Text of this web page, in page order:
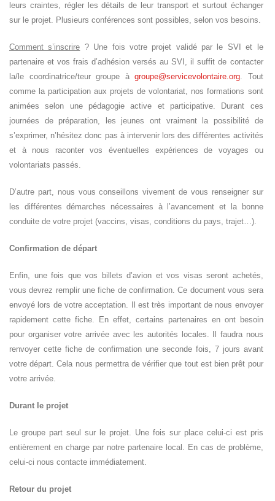
leurs craintes, régler les détails de leur transport et surtout échanger
sur le projet. Plusieurs conférences sont possibles, selon vos besoins.
Comment s’inscrire ? Une fois votre projet validé par le SVI et le
partenaire et vos frais d’adhésion versés au SVI, il suffit de contacter
la/le coordinatrice/teur groupe àgroupe@servicevolontaire.org. Tout
comme la participation aux projets de volontariat, nos formations sont
animées selon une pédagogie active et participative. Durant ces
journées de préparation, les jeunes ont vraiment la possibilité de
s’exprimer, n’hésitez donc pas à intervenir lors des différentes activités
et à nous raconter vos éventuelles expériences de voyages ou
volontariats passés.
D’autre part, nous vous conseillons vivement de vous renseigner sur
les différentes démarches nécessaires à l’avancement et la bonne
conduite de votre projet (vaccins, visas, conditions du pays, trajet…).
Confirmation de départ
Enfin, une fois que vos billets d’avion et vos visas seront achetés,
vous devrez remplir une fiche de confirmation. Ce document vous sera
envoyé lors de votre acceptation. Il est très important de nous envoyer
rapidement cette fiche. En effet, certains partenaires en ont besoin
pour organiser votre arrivée avec les autorités locales. Il faudra nous
renvoyer cette fiche de confirmation une seconde fois, 7 jours avant
votre départ. Cela nous permettra de vérifier que tout est bien prêt pour
votre arrivée.
Durant le projet
Le groupe part seul sur le projet. Une fois sur place celui-ci est pris
entièrement en charge par notre partenaire local. En cas de problème,
celui-ci nous contacte immédiatement.
Retour du projet